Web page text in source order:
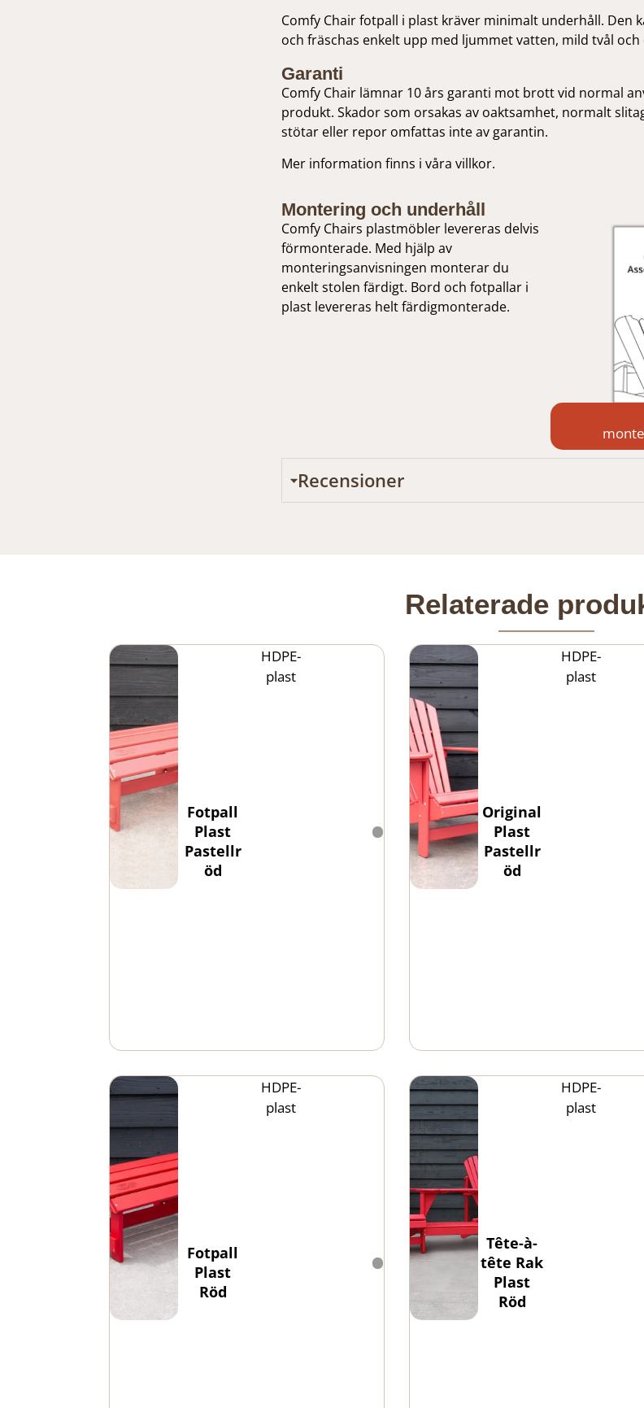
Comfy Chair fotpall i plast kräver minimalt underhåll. Den
och fräschas enkelt upp med ljummet vatten, mild tvål
Garanti
Comfy Chair lämnar 10 års garanti mot brott vid normal
produkt. Skador som orsakas av oaktsamhet, normalt
stötar eller repor omfattas inte av garantin.
Mer information finns i våra villkor.
Montering och underhåll
Comfy Chairs plastmöbler levereras delvis
förmonterade. Med hjälp av
monteringsanvisningen monterar du
enkelt stolen färdigt. Bord och fotpallar i
plast levereras helt färdigmonterade.
Recensioner
Relaterade
Fotpall
Plast
Pastellr
öd
HDPE-
plast
Original
Plast
Pastellr
öd
HDPE-
plast
Fotpall
Plast
Röd
HDPE-
plast
Tête-à-
tête Rak
Plast
Röd
HDPE-
plast